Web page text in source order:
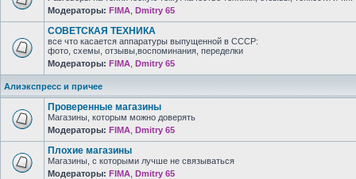
Модераторы: FIMA Dmitry 65
СОВЕТСКАЯ ТЕХНИКА
все что касается аппаратуры выпущенной в СССР:
фото, схемы, отзывы,воспоминания, переделки
Модераторы: FIMA Dmitry 65
Алиэкспресс и причее
Проверенные магазины
Магазины, которым можно доверять
Модераторы: FIMA Dmitry 65
Плохие магазины
Магазины, с которыми лучше не связываться
Модераторы: FIMA Dmitry 65